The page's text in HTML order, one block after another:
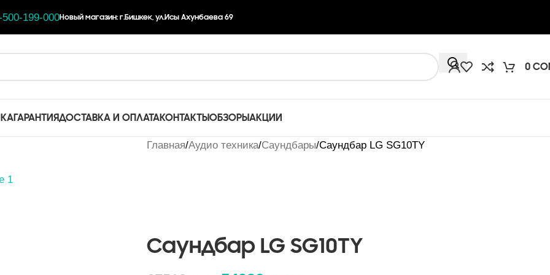
199-000Новый магазин: г.Бишкек, ул.Исы Ахунбаева 69
0
ГАРАНТИЯДОСТАВКА И ОПЛАТАКОНТАКТЫОБЗОРЫАКЦИИ
Главная Аудио техника Саундбары Саундбар LG SG10TY
Саундбар LG SG10TY